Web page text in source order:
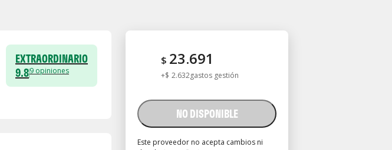
$ 23.691
+$ 2.632gastos gestión
NO DISPONIBLE
Este proveedor no acepta cambios ni
EXTRAORDINARIO
9.89 opiniones